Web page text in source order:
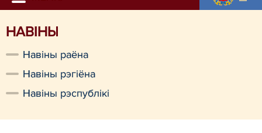
НАВIНЫ
Навiны раёна
Навiны рэгiёна
Навiны рэспублiкi